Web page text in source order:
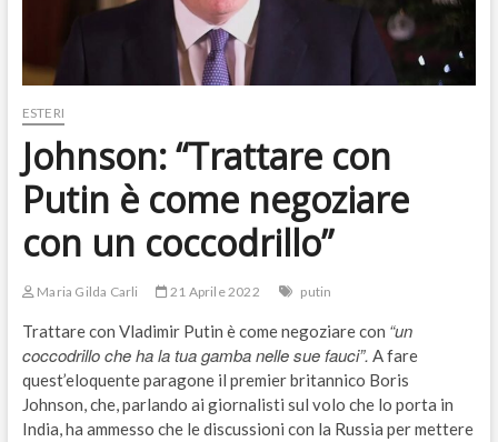
ESTERI
Johnson: “Trattare con
Putin è come negoziare
con un coccodrillo”
Maria Gilda Carli 21 Aprile 2022 putin
Trattare con Vladimir Putin è come negoziare con “un
coccodrillo che ha la tua gamba nelle sue fauci”. A fare
quest’eloquente paragone il premier britannico Boris
Johnson, che, parlando ai giornalisti sul volo che lo porta in
India, ha ammesso che le discussioni con la Russia per mettere